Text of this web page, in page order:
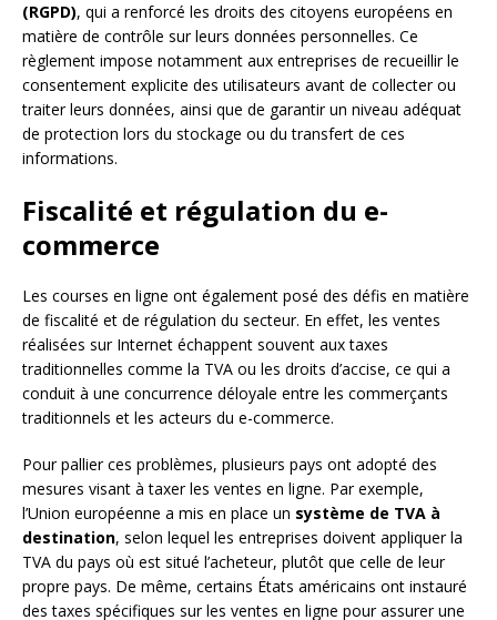
(RGPD), qui a renforcé les droits des citoyens européens en
matière de contrôle sur leurs données personnelles. Ce
règlement impose notamment aux entreprises de recueillir le
consentement explicite des utilisateurs avant de collecter ou
traiter leurs données, ainsi que de garantir un niveau adéquat
de protection lors du stockage ou du transfert de ces
informations.
Fiscalité et régulation du e-
commerce
Les courses en ligne ont également posé des défis en matière
de fiscalité et de régulation du secteur. En effet, les ventes
réalisées sur Internet échappent souvent aux taxes
traditionnelles comme la TVA ou les droits d’accise, ce qui a
conduit à une concurrence déloyale entre les commerçants
traditionnels et les acteurs du e-commerce.
Pour pallier ces problèmes, plusieurs pays ont adopté des
mesures visant à taxer les ventes en ligne. Par exemple,
l’Union européenne a mis en place un système de TVA à
destination, selon lequel les entreprises doivent appliquer la
TVA du pays où est situé l’acheteur, plutôt que celle de leur
propre pays. De même, certains États américains ont instauré
des taxes spécifiques sur les ventes en ligne pour assurer une